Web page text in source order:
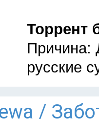
Торрент
Причина:
русские
/